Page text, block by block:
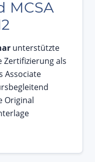
MCSA
unterstützte
Zertifizierung als
Associate
Original